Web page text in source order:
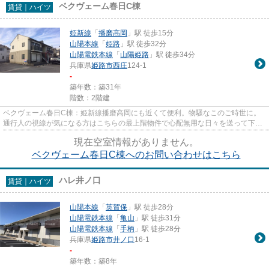
賃貸｜ハイツ ベクヴェーム春日C棟
姫新線 「播磨高岡 」駅 徒歩15分
山陽本線 「姫路 」駅 徒歩32分
山陽電鉄本線 「山陽姫路 」駅 徒歩34分
兵庫県姫路市西庄124-1
-
築年数：築31年
階数：2階建
ベクヴェーム春日C棟：姫新線播磨高岡にも近くて便利。物騒なこのご時世に。
通行人の視線が気になる方はこちらの最上階物件で心配無用な日々を送って下さ
い。駅まで徒歩15分とお出かけ...
現在空室情報がありません。
ベクヴェーム春日C棟へのお問い合わせはこちら
賃貸｜ハイツ ハレ井ノ口
山陽本線 「英賀保 」駅 徒歩28分
山陽電鉄本線 「亀山 」駅 徒歩31分
山陽電鉄本線 「手柄 」駅 徒歩28分
兵庫県姫路市井ノ口 16-1
-
築年数：築8年